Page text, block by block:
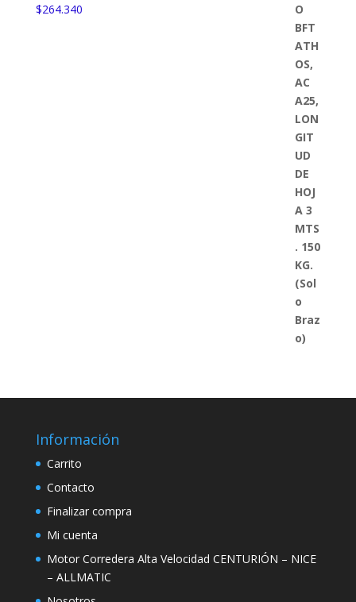
$264.340
Información
Carrito
Contacto
Finalizar compra
Mi cuenta
Motor Corredera Alta Velocidad CENTURIÓN – NICE
– ALLMATIC